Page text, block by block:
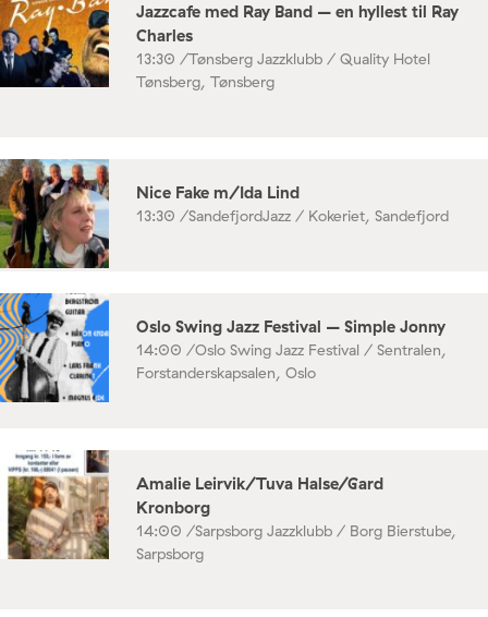
Jazzcafe med Ray Band – en hyllest til Ray
Charles
13:30 /Tønsberg Jazzklubb / Quality Hotel
Tønsberg, Tønsberg
Nice Fake m/Ida Lind
13:30 /SandefjordJazz / Kokeriet, Sandefjord
Oslo Swing Jazz Festival – Simple Jonny
14:00 /Oslo Swing Jazz Festival / Sentralen,
Forstanderskapsalen, Oslo
Amalie Leirvik/Tuva Halse/Gard
Kronborg
14:00 /Sarpsborg Jazzklubb / Borg Bierstube,
Sarpsborg